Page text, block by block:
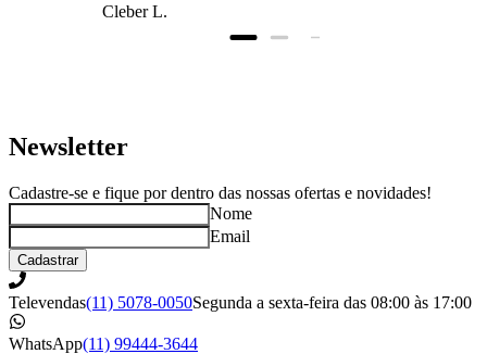
prazo, super bem
Cleber L.
Newsletter
Cadastre-se e fique por dentro das nossas ofertas e novidades!
Nome
Email
Cadastrar
Televendas(11) 5078-0050Segunda a sexta-feira das 08:00 às 17:00
WhatsApp(11) 99444-3644